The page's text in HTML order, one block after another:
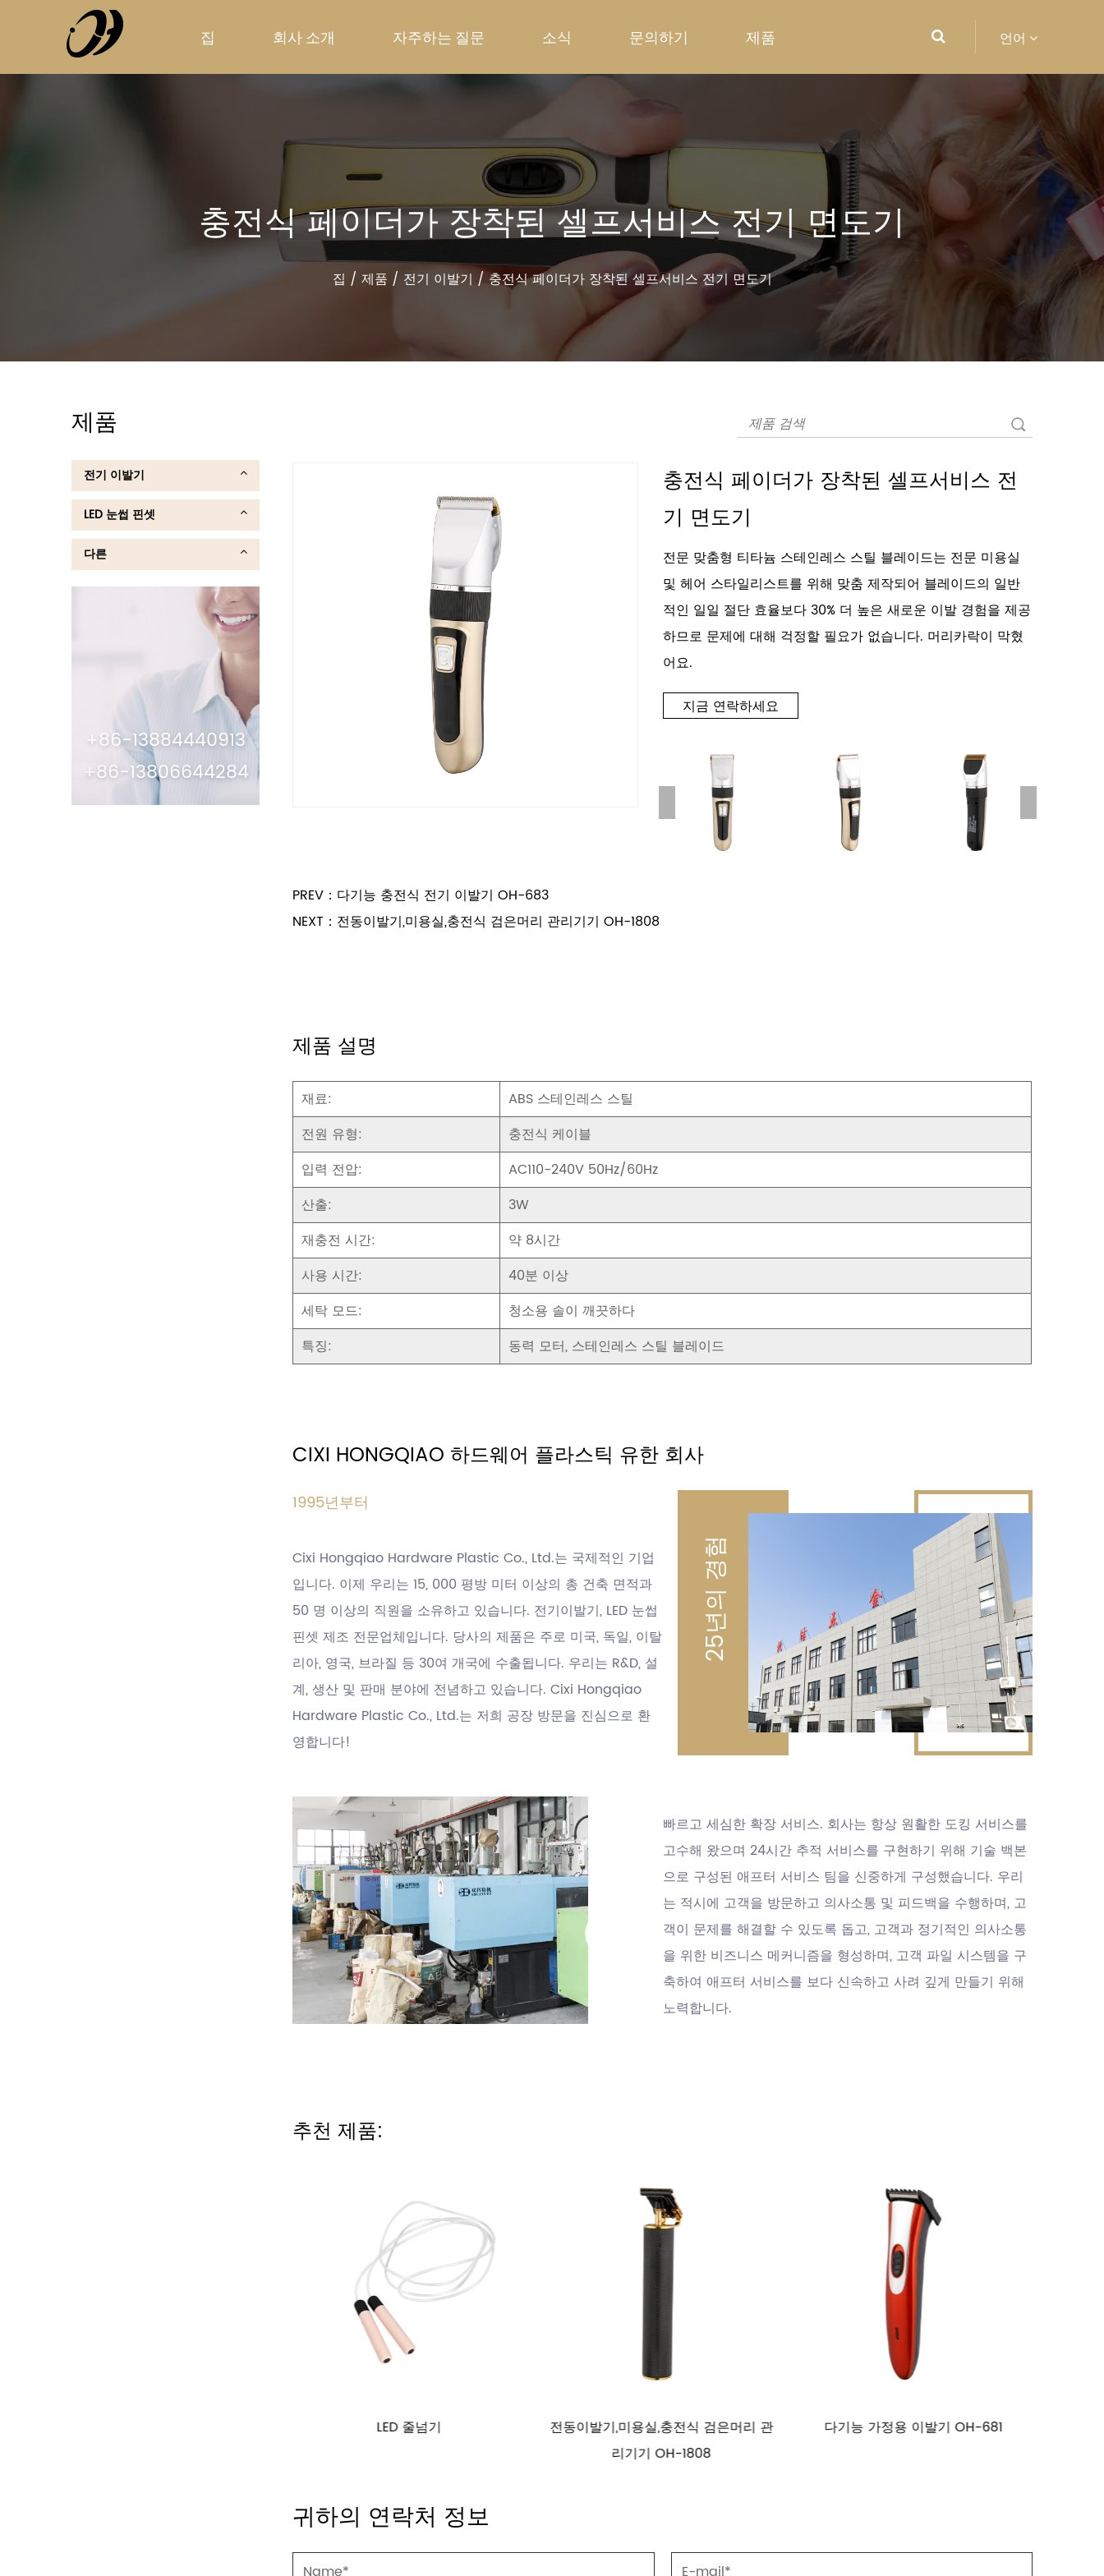
집 회사 소개 자주하는 질문 소식 문의하기 제품 언어
충전식 페이더가 장착된 셀프서비스 전기 면도기
집 / 제품 / 전기 이발기 /충전식 페이더가 장착된 셀프서비스 전기 면도기
제품
전기 이발기
LED 눈썹 핀셋
다른
+86-13884440913
+86-13806644284
충전식 페이더가 장착된 셀프서비스 전
기 면도기
전문 맞춤형 티타늄 스테인레스 스틸 블레이드는 전문 미용실
및 헤어 스타일리스트를 위해 맞춤 제작되어 블레이드의 일반
적인 일일 절단 효율보다 30% 더 높은 새로운 이발 경험을 제공
하므로 문제에 대해 걱정할 필요가 없습니다. 머리카락이 막혔
어요.
지금 연락하세요
PREV：다기능 충전식 전기 이발기 OH-683
NEXT：전동이발기,미용실,충전식 검은머리 관리기기 OH-1808
제품 설명
재료:
ABS 스테인레스 스틸
전원 유형:
충전식 케이블
입력 전압:
AC110-240V 50Hz/60Hz
산출:
3W
재충전 시간:
약 8시간
사용 시간:
40분 이상
세탁 모드:
청소용 솔이 깨끗하다
특징:
동력 모터, 스테인레스 스틸 블레이드
CIXI HONGQIAO 하드웨어 플라스틱 유한 회사
1995년부터
Cixi Hongqiao Hardware Plastic Co., Ltd.는 국제적인 기업
입니다. 이제 우리는 15, 000 평방 미터 이상의 총 건축 면적과
50 명 이상의 직원을 소유하고 있습니다. 전기이발기, LED 눈썹
핀셋 제조 전문업체입니다. 당사의 제품은 주로 미국, 독일, 이탈
리아, 영국, 브라질 등 30여 개국에 수출됩니다. 우리는 R&D, 설
계, 생산 및 판매 분야에 전념하고 있습니다. Cixi Hongqiao
Hardware Plastic Co., Ltd.는 저희 공장 방문을 진심으로 환
영합니다!
25년의 경험
빠르고 세심한 확장 서비스. 회사는 항상 원활한 도킹 서비스를
고수해 왔으며 24시간 추적 서비스를 구현하기 위해 기술 백본
으로 구성된 애프터 서비스 팀을 신중하게 구성했습니다. 우리
는 적시에 고객을 방문하고 의사소통 및 피드백을 수행하며, 고
객이 문제를 해결할 수 있도록 돕고, 고객과 정기적인 의사소통
을 위한 비즈니스 메커니즘을 형성하며, 고객 파일 시스템을 구
축하여 애프터 서비스를 보다 신속하고 사려 깊게 만들기 위해
노력합니다.
추천 제품:
전동이발기,미용실,충전식 검은머리 관
다기능 가정용 이발기 OH-681 성인 전문 다기능 가정용 전기 가위
귀하의 연락처 정보